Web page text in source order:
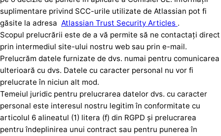
suplimentare privind SCC-urile utilizate de Atlassian pot fi
găsite la adresa Atlassian Trust Security Articles .
Scopul prelucrării este de a vă permite să ne contactați direct
prin intermediul site-ului nostru web sau prin e-mail.
Prelucrăm datele furnizate de dvs. numai pentru comunicarea
ulterioară cu dvs. Datele cu caracter personal nu vor fi
prelucrate în niciun alt mod.
Temeiul juridic pentru prelucrarea datelor dvs. cu caracter
personal este interesul nostru legitim în conformitate cu
articolul 6 alineatul (1) litera (f) din RGPD și prelucrarea
pentru îndeplinirea unui contract sau pentru punerea în